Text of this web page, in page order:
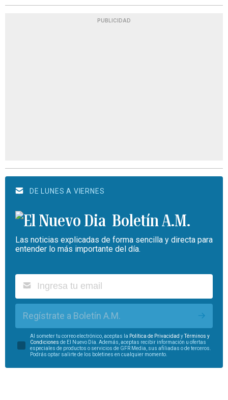
PUBLICIDAD
DE LUNES A VIERNES
Boletín A.M.
Las noticias explicadas de forma sencilla y directa para
entender lo más importante del día.
Regístrate a Boletín A.M.
Al someter tu correo electrónico, aceptas la Política de Privacidad yTérminos y
Condiciones de El Nuevo Día. Además, aceptas recibir información u ofertas
especiales de productos o servicios de GFR Media, sus afiliadas o de terceros.
Podrás optar salirte de los boletines en cualquier momento.